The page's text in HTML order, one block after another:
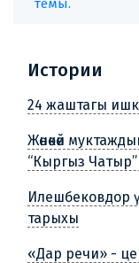
темы.
Истории
24 жаштагы
Жөнөкөй
“Кыргыз
Илешбековдор
тарыхы
«Дар речи» -